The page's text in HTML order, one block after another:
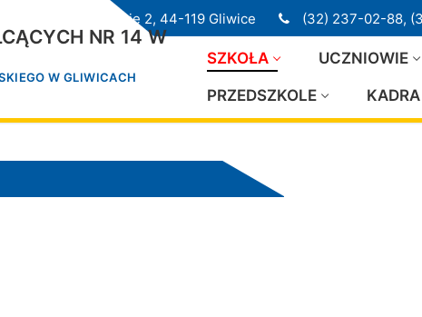
ul. Przedwiośnie 2, 44-119 Gliwice (32) 237-02-88,
NR 14 W
W GLIWICACH
SZKOŁA UCZNIOWIE
PRZEDSZKOLE KADRA